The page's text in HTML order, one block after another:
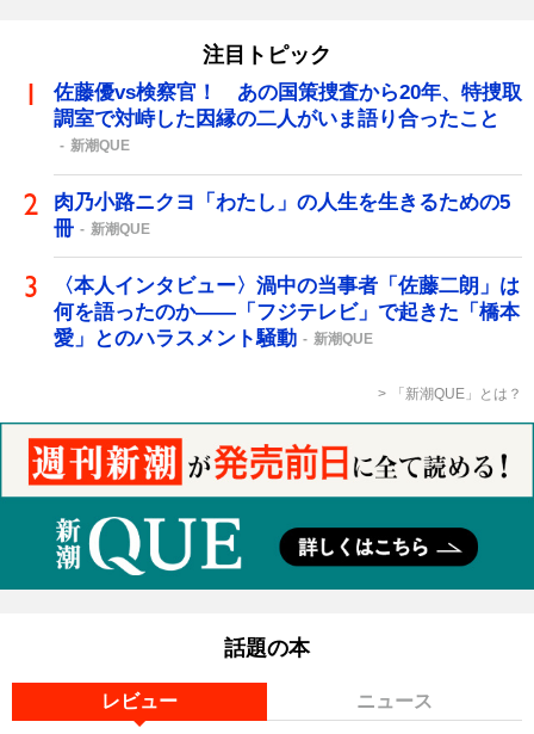
注目トピック
佐藤優vs検察官！ あの国策捜査から20年、特捜取
調室で対峙した因縁の二人がいま語り合ったこと
新潮QUE
肉乃小路ニクヨ「わたし」の人生を生きるための5
冊
新潮QUE
〈本人インタビュー〉渦中の当事者「佐藤二朗」は
何を語ったのか――「フジテレビ」で起きた「橋本
愛」とのハラスメント騒動
新潮QUE
「新潮QUE」とは？
話題の本
レビュー ニュース